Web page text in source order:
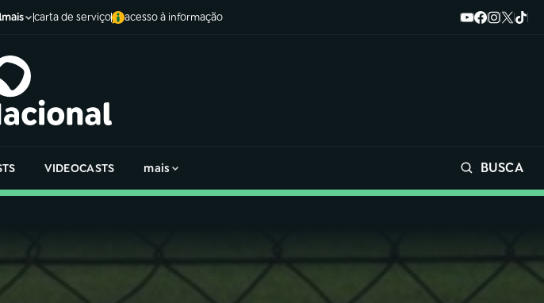
mais carta de serviço acesso à informação
VIDEOCASTS mais BUSCA